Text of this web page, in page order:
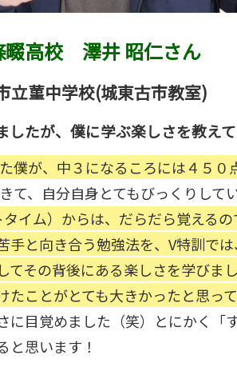
畷高校澤井 昭仁さん
立菫中学校(城東古市教室)
たが、僕に学ぶ楽しさを教えて
僕が、中３になるころには４５０
て、自分自身とてもびっくりして
イム）からは、だらだら覚える
手と向き合う勉強法を、V特訓で
その背後にある楽しさを学びま
ことがとても大きかったと思っ
に目覚めました（笑）とにかく「
と思います！